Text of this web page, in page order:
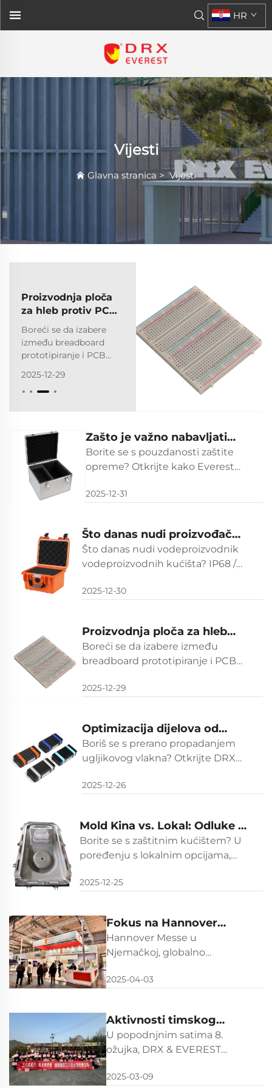
HR
Vijesti
Glavna stranica >Vijesti
Proizvodnja ploča
za hleb protiv PCB-
a: odabir pravog
pristupa za vaš
projekt
Boreći se da izabere
između breadboard
prototipiranje i PCB
brzinu, cijenu,
pouzdanost i
stručnog savjetnika
sada.
2025-12-29
Zašto je važno nabavljati
aluminijumske kućište u Kini
Borite se s pouzdanosti zaštite
opreme? Otkrijte kako Everest
IP67/IP68 aluminijumski kućišta
izdržljivost, prilagodbu i ROI.
Dobijte citat danas.
2025-12-31
Što danas nudi proizvođač
vodootpornih kućišta
Što danas nudi vodeproizvodnik
vodeproizvodnih kućišta? IP68 /
pjene, pametne funkcije i globalna
2025-12-30
Proizvodnja ploča za hleb
protiv PCB-a: odabir pravog
pristupa za vaš projekt
Boreći se da izabere između
breadboard prototipiranje i PCB
pouzdanost i skalabilnost za razvoj
2025-12-29
Optimizacija dijelova od
ugljikovog vlakna za
dugotrajnu upotrebu
Boriš se s prerano propadanjem
ugljikovog vlakna? Otkrijte DRX
okvir za zrakoplovstvo, automobil i
povrat dobiti (ROI)
2025-12-26
Mold Kina vs. Lokal: Odluke o
strateškom nabavci
Borite se s zaštitnim kućištem? U
poređenju s lokalnim opcijama,
usklađenost i podrška Mold Kine.
2025-12-25
Fokus na Hannover
Messe 2025, Njemačka
Hannover Messe u
Njemačkoj, globalno
događaj koji dosljedno
industrijskog polja, službeno
je otvorio vrata 31. ožujka
2025. i nastavit će trajati do 4.
2025-04-03
Aktivnosti timskog
graditeljstva za proslavu
Dana žena 8. ožujka
U popodnjnim satima 8.
ožujka, DRX & EVEREST
posvećenost svojoj
2025-03-09